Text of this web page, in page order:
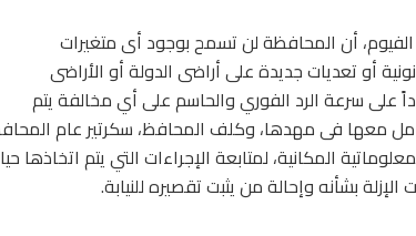
أن المحافظة لن تسمح بوجود أى متغيرات
أو تعديات جديدة على أراضى الدولة أو الأراضى
على سرعة الرد الفوري والحاسم على أي مخالفة يتم
معها فى مهدها، وكلف المحافظ، سكرتير عام
المكانية، لمتابعة الإجراءات التي يتم
الإزلة بشأنه وإحالة من يثبت تقصيره للنيابة.